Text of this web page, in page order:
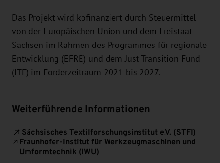
Das Projekt wird kofinanziert durch Steuermittel
von der Europäischen Union und dem Freistaat
Sachsen im Rahmen des Programmes für regionale
Entwicklung (EFRE) und dem Just Transition Fund
(JTF) im Förderzeitraum 2021 bis 2027.
Weiterführende Informationen
Sächsisches Textilforschungsinstitut e.V. (STFI)
Fraunhofer-Institut für Werkzeugmaschinen und
Umformtechnik (IWU)